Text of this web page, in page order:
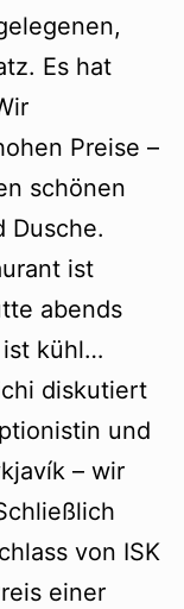
Es hat
Preise –
schönen
Dusche.
ist
abends
ist kühl…
diskutiert
und
– wir
von ISK
einer